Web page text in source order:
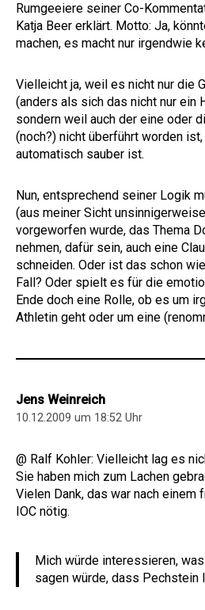
Rumgeeiere seiner Co-
Katja Beer erklärt. Motto: Ja,
machen, es macht nur irgendwie
Vielleicht ja, weil es nicht nur die
(anders als sich das nicht nur ein
sondern weil auch der eine oder
(noch?) nicht überführt worden
automatisch sauber ist.
Nun, entsprechend seiner Logik
(aus meiner Sicht
vorgeworfen wurde, das Thema
nehmen, dafür sein, auch eine
schneiden. Oder ist das schon
Fall? Oder spielt es für die
Ende doch eine Rolle, ob es um
Athletin geht oder um eine
Jens Weinreich
10.12.2009 um 18:52 Uhr
@ Ralf Kohler: Vielleicht lag es
Sie haben mich zum Lachen
Vielen Dank, das war nach einem
IOC nötig.
Mich würde interessieren,
sagen würde, dass Pechstein